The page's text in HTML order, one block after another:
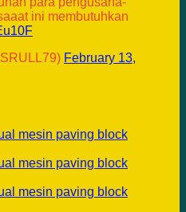
ini membutuhkan
February 13,
mesin paving block
mesin paving block
mesin paving block